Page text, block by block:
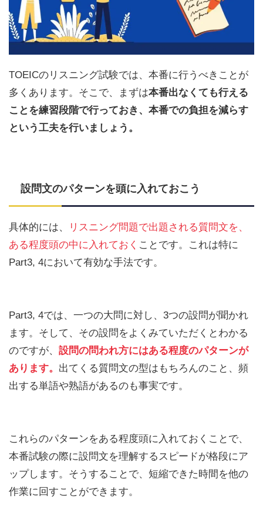
TOEICのリスニング試験では、本番に行うべきことが
多くあります。そこで、まずは本番出なくても行える
ことを練習段階で行っておき、本番での負担を減らす
という工夫を行いましょう。
設問文のパターンを頭に入れておこう
具体的には、
リスニング問題で出題される質問文を、
ある程度頭の中に入れておく ことです。これは特に
Part3, 4において有効な手法です。
Part3, 4では、一つの大問に対し、3つの設問が聞かれ
ます。そして、その設問をよくみていただくとわかる
のですが、 設問の問われ方にはある程度のパターンが
あります。 出てくる質問文の型はもちろんのこと、頻
出する単語や熟語があるのも事実です。
これらのパターンをある程度頭に入れておくことで、
本番試験の際に設問文を理解するスピードが格段にア
ップします。そうすることで、短縮できた時間を他の
作業に回すことができます。